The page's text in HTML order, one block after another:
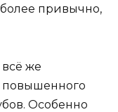
привычно,
же
повышенного
Особенно